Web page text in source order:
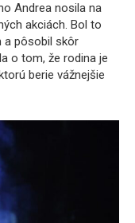
Andrea nosila na
akciách. Bol to
a pôsobil skôr
o tom, že rodina je
berie vážnejšie